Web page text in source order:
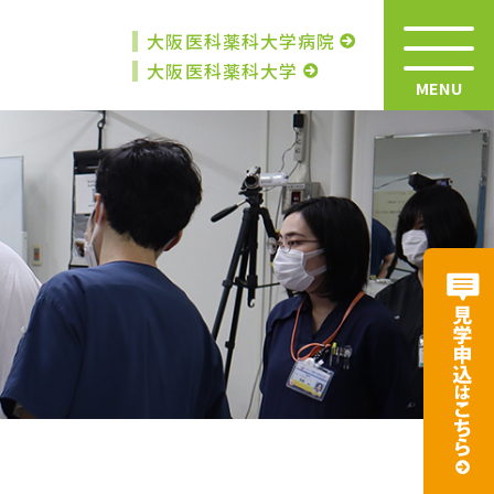
大阪医科薬科大学病院
大阪医科薬科大学
MENU